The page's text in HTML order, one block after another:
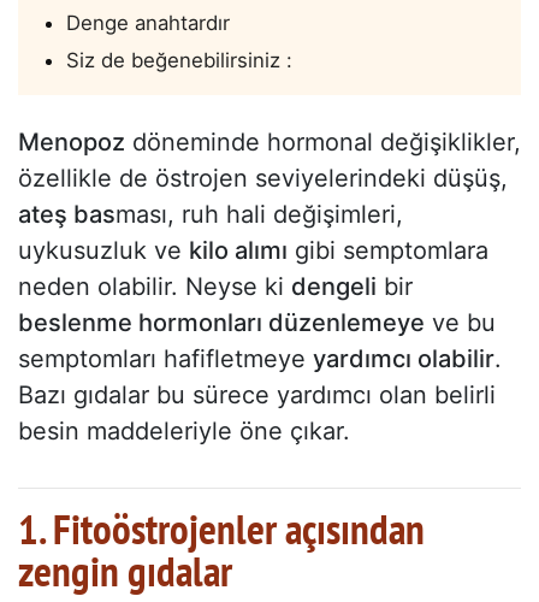
Denge anahtardır
Siz de beğenebilirsiniz :
Menopoz döneminde hormonal değişiklikler,
özellikle de östrojen seviyelerindeki düşüş,
ateş basması, ruh hali değişimleri,
uykusuzluk ve kilo alımı gibi semptomlara
neden olabilir. Neyse ki dengeli bir
beslenme hormonları düzenlemeye ve bu
semptomları hafifletmeye yardımcı olabilir.
Bazı gıdalar bu sürece yardımcı olan belirli
besin maddeleriyle öne çıkar.
1. Fitoöstrojenler açısından
zengin gıdalar